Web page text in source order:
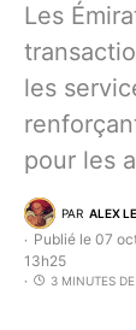
Les
les
pour les
PAR ALEX
Publié le 07
13h25
3 MINUTES DE